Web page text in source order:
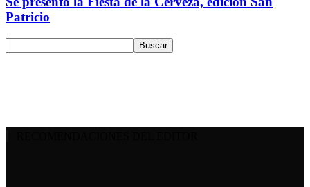
Patricio